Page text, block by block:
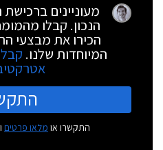
מעוניינים
הנכון. קבלו
הכירו את מבצעי
המיוחדות שלנו.
התקשרו או מלאו פרטים